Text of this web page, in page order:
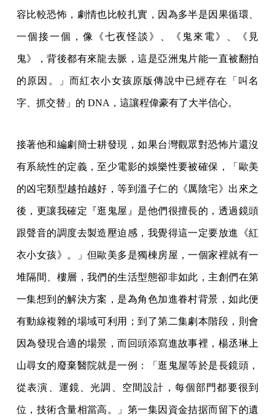
容比較恐怖，劇情也比較扎實，因為多半是因果循環、
一個接一個，像《七夜怪談》、《鬼來電》、《見
鬼》，背後都有來龍去脈，這是亞洲鬼片能一直被翻拍
的原因。」而紅衣小女孩原版傳說中已經存在「叫名
字、抓交替」的 DNA，這讓程偉豪有了大半信心。
接著他和編劇簡士耕發現，如果台灣觀眾對恐怖片還沒
有系統性的定義，至少電影的娛樂性要被確保，「歐美
的凶宅類型越拍越好，等到溫子仁的《厲陰宅》出來之
後，更讓我確定『逛鬼屋』是他們很擅長的，透過鏡頭
跟聲音的調度去製造壓迫感，我覺得這一定要放進《紅
衣小女孩》。」但歐美多是獨棟房屋，一個家裡就有一
堆隔間、樓層，我們的生活型態卻非如此，主創們在第
一集想到的解決方案，是為角色加進眷村背景，如此便
有動線複雜的場域可利用；到了第二集劇本階段，則會
因為發現合適的場景，而回頭添寫進故事裡，楊丞琳上
山尋女的廢棄醫院就是一例：「逛鬼屋等於是長鏡頭，
從表演、運鏡、光調、空間設計，每個部門都要很到
位，技術含量相當高。」第一集因資金拮据而留下的遺